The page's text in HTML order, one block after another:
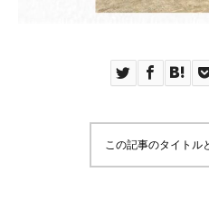
この記事のタイトル